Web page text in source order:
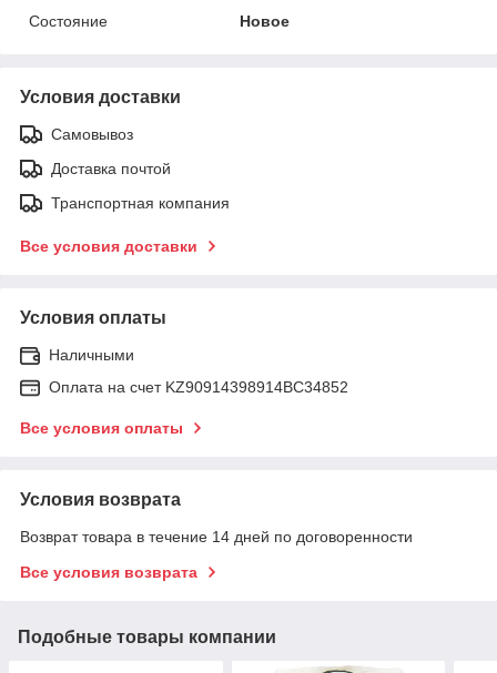
Состояние
Новое
Условия доставки
Самовывоз
Доставка почтой
Транспортная компания
Все условия доставки
Условия оплаты
Наличными
Оплата на счет KZ90914398914ВС34852
Все условия оплаты
Условия возврата
Возврат товара в течение 14 дней по договоренности
Все условия возврата
Подобные товары компании